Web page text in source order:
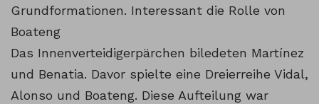
Grundformationen. Interessant die Rolle von
Boateng
Das Innenverteidigerpärchen biledeten Martínez
und Benatia. Davor spielte eine Dreierreihe Vidal,
Alonso und Boateng. Diese Aufteilung war